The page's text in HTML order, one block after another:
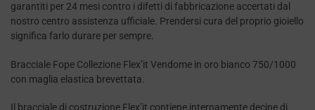
garantiti per 24 mesi contro i difetti di fabbricazione accertati dal
nostro centro assistenza ufficiale. Prendersi cura del proprio gioiello
significa farlo durare per sempre.
Bracciale Fope Collezione Flex’it Vendome in oro bianco 750/1000
con maglia elastica brevettata.
Il bracciale di costruzione Flex’it contiene internamente decine di